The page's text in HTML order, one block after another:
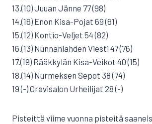
13.(10) Juuan Jänne 77 (98)
14.(16) Enon Kisa-Pojat 69 (61)
15.(12) Kontio-Veljet 54 (82)
16.(13) Nunnanlahden Viesti 47 (76)
17.(19) Rääkkylän Kisa-Veikot 40 (15)
18.(14) Nurmeksen Sepot 38 (74)
19 (-) Oravisalon Urheilijat 28 (-)
Pisteittä viime vuonna pisteitä